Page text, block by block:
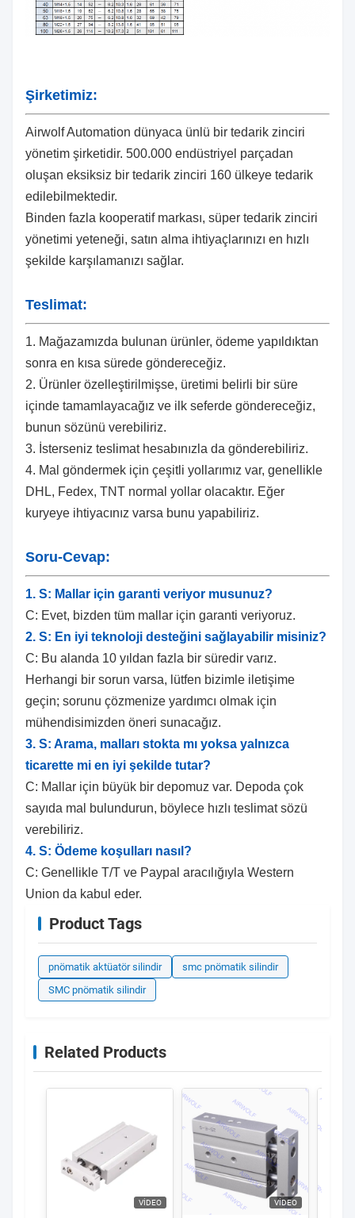
Şirketimiz:
Airwolf Automation dünyaca ünlü bir tedarik zinciri
yönetim şirketidir. 500.000 endüstriyel parçadan
oluşan eksiksiz bir tedarik zinciri 160 ülkeye tedarik
edilebilmektedir.
Binden fazla kooperatif markası, süper tedarik zinciri
yönetimi yeteneği, satın alma ihtiyaçlarınızı en hızlı
şekilde karşılamanızı sağlar.
Teslimat:
1. Mağazamızda bulunan ürünler, ödeme yapıldıktan
sonra en kısa sürede göndereceğiz.
2. Ürünler özelleştirilmişse, üretimi belirli bir süre
içinde tamamlayacağız ve ilk seferde göndereceğiz,
bunun sözünü verebiliriz.
3. İsterseniz teslimat hesabınızla da gönderebiliriz.
4. Mal göndermek için çeşitli yollarımız var, genellikle
DHL, Fedex, TNT normal yollar olacaktır. Eğer
kuryeye ihtiyacınız varsa bunu yapabiliriz.
Soru-Cevap:
1. S: Mallar için garanti veriyor musunuz?
C: Evet, bizden tüm mallar için garanti veriyoruz.
2. S: En iyi teknoloji desteğini sağlayabilir misiniz?
C: Bu alanda 10 yıldan fazla bir süredir varız.
Herhangi bir sorun varsa, lütfen bizimle iletişime
geçin; sorunu çözmenize yardımcı olmak için
mühendisimizden öneri sunacağız.
3. S: Arama, malları stokta mı yoksa yalnızca
ticarette mi en iyi şekilde tutar?
C: Mallar için büyük bir depomuz var. Depoda çok
sayıda mal bulundurun, böylece hızlı teslimat sözü
verebiliriz.
4. S: Ödeme koşulları nasıl?
C: Genellikle T/T ve Paypal aracılığıyla Western
Union da kabul eder.
Product Tags
pnömatik aktüatör silindir
smc pnömatik silindir
SMC pnömatik silindir
Related Products
VIDEO VIDEO